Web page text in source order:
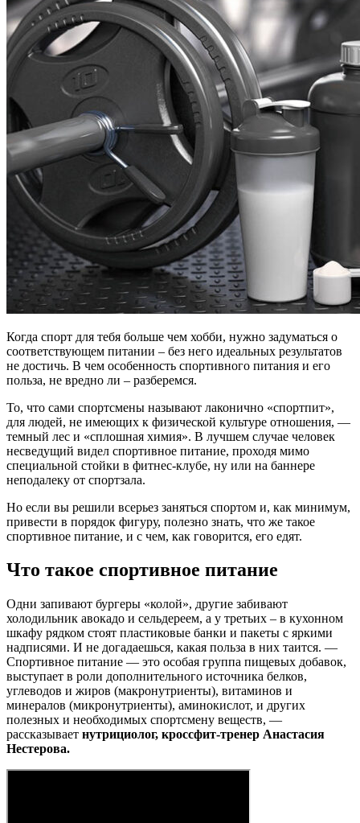
Когда спорт для тебя больше чем хобби, нужно задуматься о
соответствующем питании – без него идеальных результатов
не достичь. В чем особенность спортивного питания и его
польза, не вредно ли – разберемся.
То, что сами спортсмены называют лаконично «спортпит»,
для людей, не имеющих к физической культуре отношения, —
темный лес и «сплошная химия». В лучшем случае человек
несведущий видел спортивное питание, проходя мимо
специальной стойки в фитнес-клубе, ну или на баннере
неподалеку от спортзала.
Но если вы решили всерьез заняться спортом и, как минимум,
привести в порядок фигуру, полезно знать, что же такое
спортивное питание, и с чем, как говорится, его едят.
Что такое спортивное питание
Одни запивают бургеры «колой», другие забивают
холодильник авокадо и сельдереем, а у третьих – в кухонном
шкафу рядком стоят пластиковые банки и пакеты с яркими
надписями. И не догадаешься, какая польза в них таится. —
Спортивное питание — это особая группа пищевых добавок,
выступает в роли дополнительного источника белков,
углеводов и жиров (макронутриенты), витаминов и
минералов (микронутриенты), аминокислот, и других
полезных и необходимых спортсмену веществ, —
рассказывает нутрициолог, кроссфит-тренер Анастасия
Нестерова.